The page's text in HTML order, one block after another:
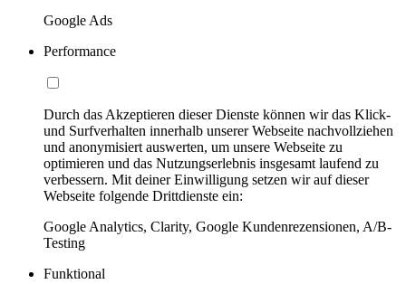
Google Ads
Performance
Durch das Akzeptieren dieser Dienste können wir das Klick-
und Surfverhalten innerhalb unserer Webseite nachvollziehen
und anonymisiert auswerten, um unsere Webseite zu
optimieren und das Nutzungserlebnis insgesamt laufend zu
verbessern. Mit deiner Einwilligung setzen wir auf dieser
Webseite folgende Drittdienste ein:
Google Analytics, Clarity, Google Kundenrezensionen, A/B-
Testing
Funktional